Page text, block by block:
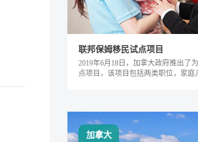
联邦保姆移民试点项目
2019年6月18日，加拿大政府推出了
点项目，该项目包括两类职位，家庭
加拿大